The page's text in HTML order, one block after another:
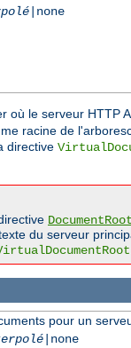
|none
où le serveur HTTP
racine de
directive
DocumentRoot
du serveur
pour un
|none